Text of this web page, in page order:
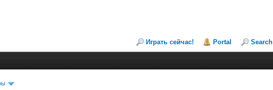
Играть сейчас! Portal Search